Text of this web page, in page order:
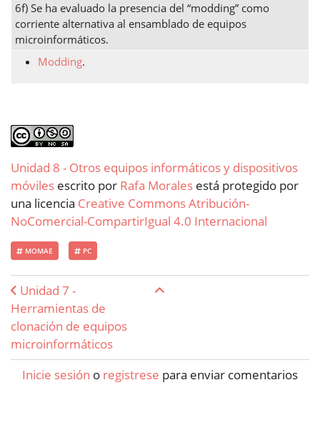
6f) Se ha evaluado la presencia del “modding” como
corriente alternativa al ensamblado de equipos
microinformáticos.
Modding.
Unidad 8 - Otros equipos informáticos y dispositivos
móviles escrito por Rafa Morales está protegido por
una licencia Creative Commons Atribución-
NoComercial-CompartirIgual 4.0 Internacional
MOMAE PC
Enlaces transversales de
Unidad 7 -
Herramientas de
clonación de equipos
microinformáticos
Inicie sesión o registrese para enviar comentarios